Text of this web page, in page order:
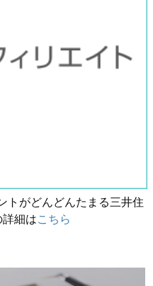
トがどんどんたまる三井住
細はこちら